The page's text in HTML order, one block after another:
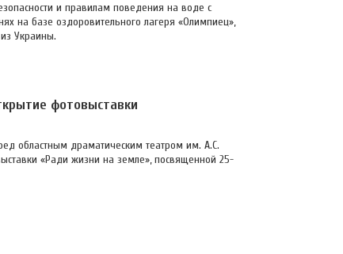
и правилам поведения на воде с
на базе оздоровительного лагеря «Олимпиец»,
Украины.
фотовыставки
областным драматическим театром им. А.С.
«Ради жизни на земле», посвященной 25-